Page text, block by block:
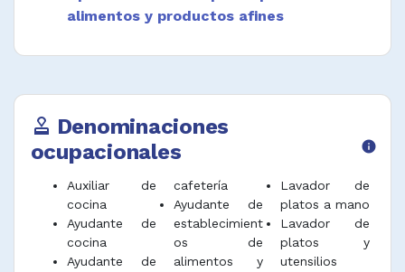
alimentos y productos afines
approval Denominaciones
ocupacionales
info
Auxiliar de
cocina
Ayudante de
cocina
Ayudante de
cafetería
Ayudante de
establecimient
os de
alimentos y
Lavador de
platos a mano
Lavador de
platos y
utensilios